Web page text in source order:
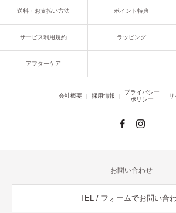
送料・お支払い方法 ポイント特典
サービス利用規約 ラッピング
アフターケア
会社概要 採用情報
プライバシー
ポリシー
サ
お問い合わせ
TEL / フォームでお問い合